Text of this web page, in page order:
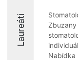
Laureáti
Zbuzany
Nabídka